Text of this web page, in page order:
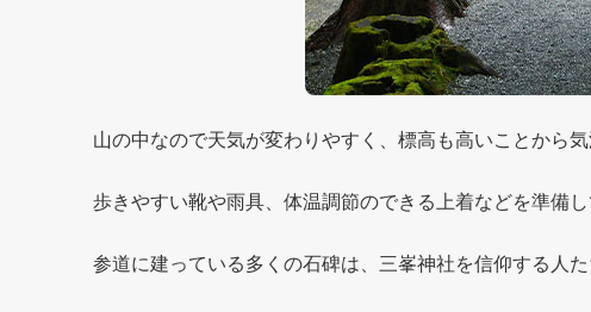
山の中なので天気が変わりやすく、標高も高いことから気
歩きやすい靴や雨具、体温調節のできる上着などを準備し
参道に建っている多くの石碑は、三峯神社を信仰する人た